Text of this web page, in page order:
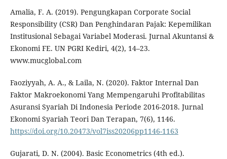
Amalia, F. A. (2019). Pengungkapan Corporate Social
Responsibility (CSR) Dan Penghindaran Pajak: Kepemilikan
Institusional Sebagai Variabel Moderasi. Jurnal Akuntansi &
Ekonomi FE. UN PGRI Kediri, 4(2), 14–23.
www.mucglobal.com
Faoziyyah, A. A., & Laila, N. (2020). Faktor Internal Dan
Faktor Makroekonomi Yang Mempengaruhi Profitabilitas
Asuransi Syariah Di Indonesia Periode 2016-2018. Jurnal
Ekonomi Syariah Teori Dan Terapan, 7(6), 1146.
https://doi.org/10.20473/vol7iss20206pp1146-1163
Gujarati, D. N. (2004). Basic Econometrics (4th ed.).